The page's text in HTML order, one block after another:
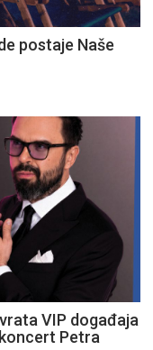
postaje Naše
VIP događaja
Petra